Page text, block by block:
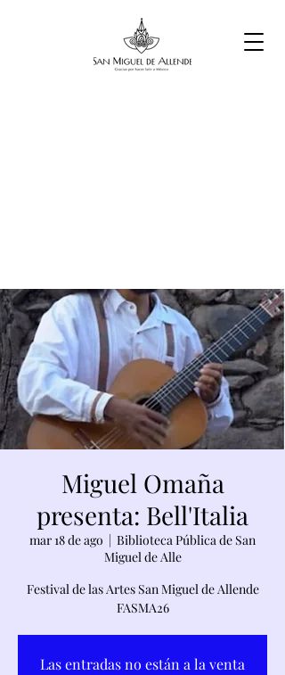
Miguel Omaña
presenta: Bell'Italia
mar 18 de ago
  |
Biblioteca Pública de San
Miguel de Alle
Festival de las Artes San Miguel de Allende
FASMA26
Las entradas no están a la venta